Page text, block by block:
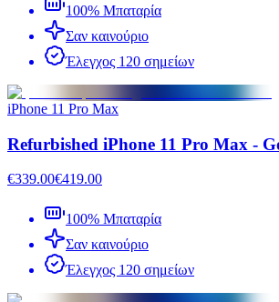
100% Μπαταρία
Σαν καινούριο
Έλεγχος 120 σημείων
iPhone 11 Pro Max
Refurbished iPhone 11 Pro Max -
€339.00€419.00
100% Μπαταρία
Σαν καινούριο
Έλεγχος 120 σημείων